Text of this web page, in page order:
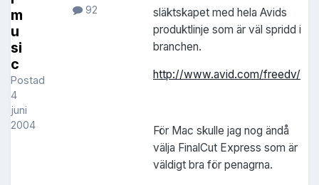
m
u
si
c
Postad
4
juni
2004
92
släktskapet med hela Avids
produktlinje som är väl spridd i
branchen.
http://www.avid.com/freedv/
För Mac skulle jag nog ändå
välja FinalCut Express som är
väldigt bra för penagrna.